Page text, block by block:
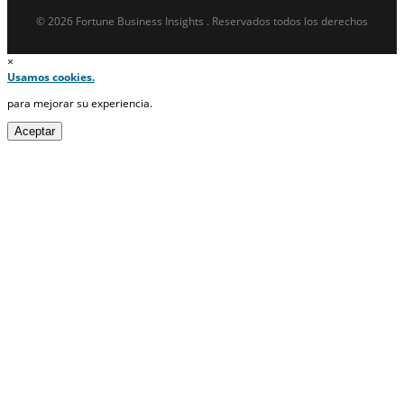
© 2026 Fortune Business Insights . Reservados todos los derechos
×
Usamos cookies.
para mejorar su experiencia.
Aceptar